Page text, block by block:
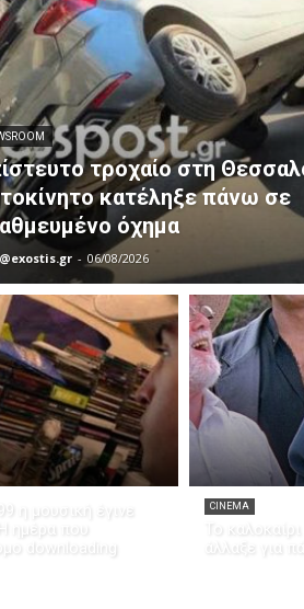
τροχαίο στη
κατέληξε πάνω σε
όχημα
- 06/08/2026
η μουσική έγινε
ημέρα που
downloading
CINEMA
Το
άλλαξε για